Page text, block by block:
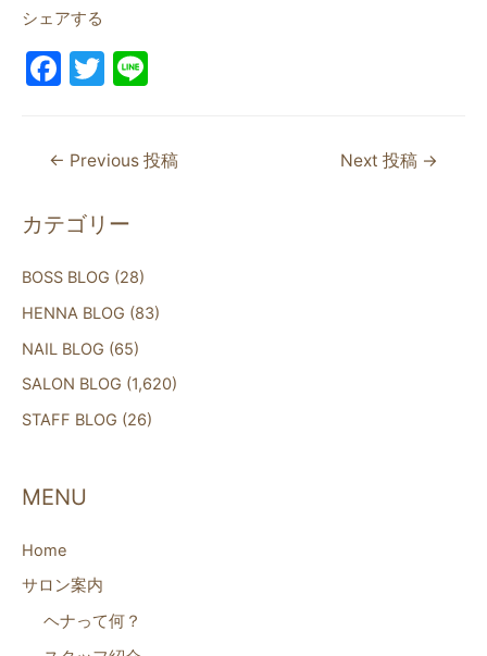
シェアする
F
e
b
o
o
k
T
er
← Previous 投稿 Next 投稿 →
カテゴリー
BOSS BLOG (28)
HENNA BLOG (83)
NAIL BLOG (65)
SALON BLOG (1,620)
STAFF BLOG (26)
MENU
Home
サロン案内
ヘナって何？